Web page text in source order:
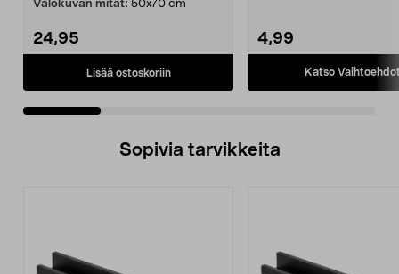
Valokuvan mitat: 50x70 cm
24,95
Lisää ostoskoriin
4,99
Katso
Sopivia tarvikkeita